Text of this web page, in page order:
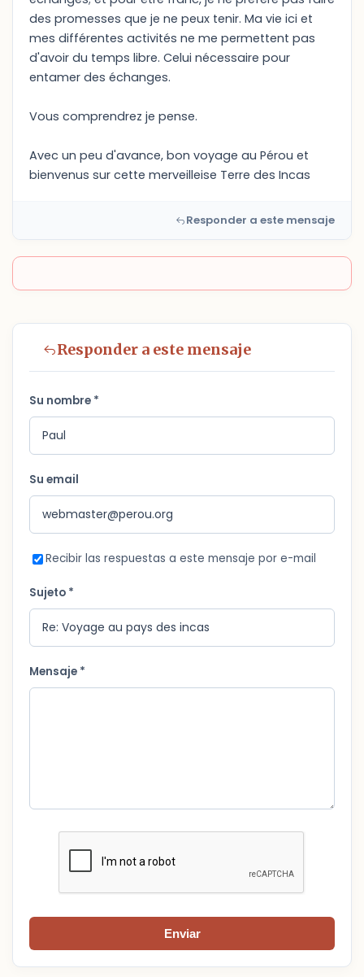
des promesses que je ne peux tenir. Ma vie ici et
mes différentes activités ne me permettent pas
d'avoir du temps libre. Celui nécessaire pour
entamer des échanges.
Vous comprendrez je pense.
Avec un peu d'avance, bon voyage au Pérou et
bienvenus sur cette merveilleise Terre des Incas
Responder a este mensaje
Responder a este mensaje
Su nombre *
Su email
Recibir las respuestas a este mensaje por e-mail
Sujeto *
Mensaje *
Enviar